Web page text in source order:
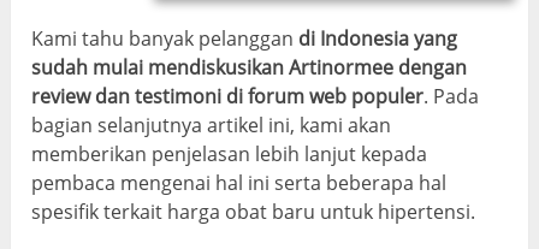
Kami tahu banyak pelanggan di Indonesia yang
sudah mulai mendiskusikan Artinormee dengan
review dan testimoni di forum web populer. Pada
bagian selanjutnya artikel ini, kami akan
memberikan penjelasan lebih lanjut kepada
pembaca mengenai hal ini serta beberapa hal
spesifik terkait harga obat baru untuk hipertensi.